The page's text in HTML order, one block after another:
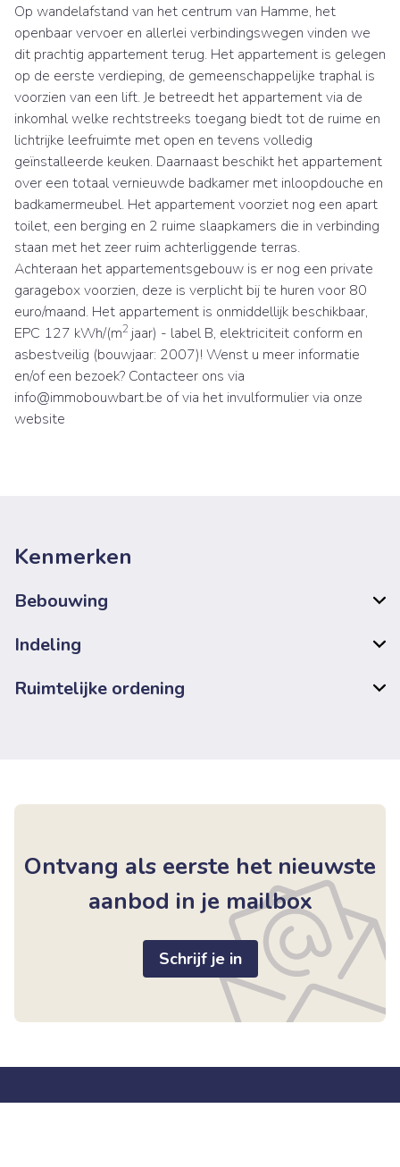
Op wandelafstand van het centrum van Hamme, het
openbaar vervoer en allerlei verbindingswegen vinden we
dit prachtig appartement terug. Het appartement is gelegen
op de eerste verdieping, de gemeenschappelijke traphal is
voorzien van een lift. Je betreedt het appartement via de
inkomhal welke rechtstreeks toegang biedt tot de ruime en
lichtrijke leefruimte met open en tevens volledig
geïnstalleerde keuken. Daarnaast beschikt het appartement
over een totaal vernieuwde badkamer met inloopdouche en
badkamermeubel. Het appartement voorziet nog een apart
toilet, een berging en 2 ruime slaapkamers die in verbinding
staan met het zeer ruim achterliggende terras.
Achteraan het appartementsgebouw is er nog een private
garagebox voorzien, deze is verplicht bij te huren voor 80
euro/maand. Het appartement is onmiddellijk beschikbaar,
EPC 127 kWh/(m2 jaar) - label B, elektriciteit conform en
asbestveilig (bouwjaar: 2007)! Wenst u meer informatie
en/of een bezoek? Contacteer ons via
info@immobouwbart.be of via het invulformulier via onze
website
Kenmerken
Bebouwing
Indeling
Ruimtelijke ordening
Ontvang als eerste het nieuwste
aanbod in je mailbox
Schrijf je in